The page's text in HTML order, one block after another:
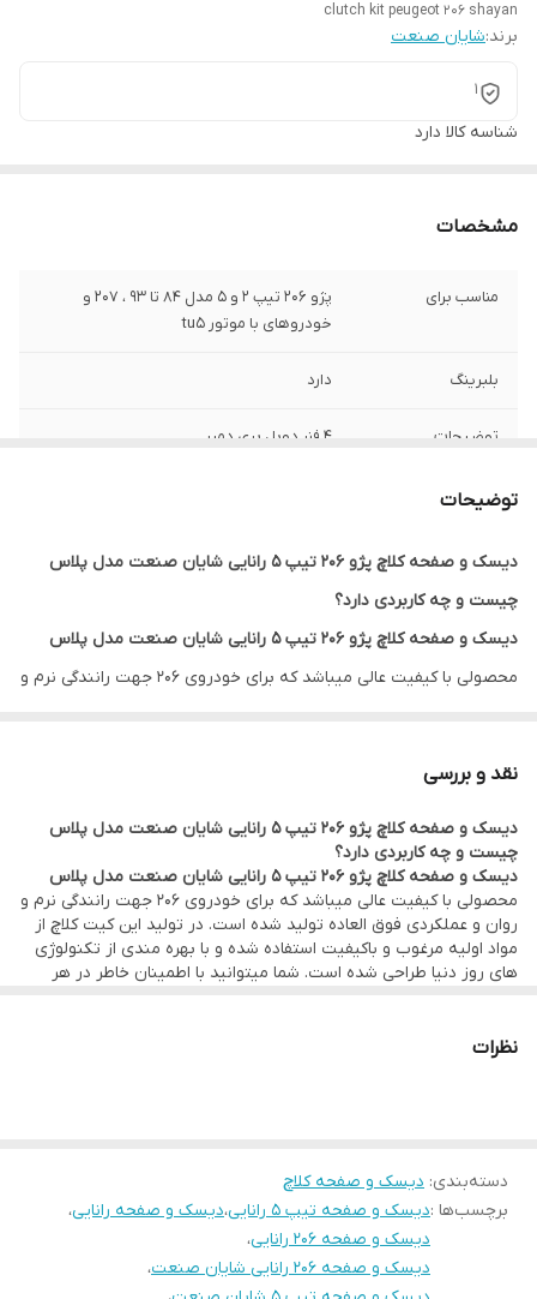
clutch kit peugeot 206 shayan
برند:شایان صنعت
1
شناسه کالا دارد
مشخصات
مناسب برای
پژو 206 تیپ 2 و 5 مدل 84 تا 93 ، 207 و
خودروهای با موتور tu5
بلبرینگ دارد
توضیحات 4 فنر دوبل پری دمپر
کشور سازنده
توضیحات
دیسک و صفحه کلاچ پژو 206 تیپ 5 رانایی شایان صنعت مدل پلاس
چیست و چه کاربردی دارد؟
دیسک و صفحه کلاچ پژو 206 تیپ 5 رانایی شایان صنعت مدل پلاس
محصولی با کیفیت عالی میباشد که برای خودروی 206 جهت رانندگی نرم و
های روز دنیا طراحی شده است. شما میتوانید با اطمینان خاطر در هر
شرایطی به آن اعتماد کنید. این مجموعه شامل دیسک ، صفحه و
بلبرینگ است که وظیفه انتقال قدرت و نیرو از موتور خودرو به چرخ ها
را بر عهده دارد. توجه داشته باشید که تعویض نکردن به هنگام این
مجموعه موجب سر و صدا ، لرزش های بیش از حد خودرو ، بالا آمدن غیر
طبیعی کلاچ و سفت شدن پدال کلاچ میشود.
نقد و بررسی
دیسک و صفحه کلاچ پژو 206 تیپ 5 رانایی شایان صنعت مدل پلاس
چیست و چه کاربردی دارد؟
دیسک و صفحه کلاچ پژو 206 تیپ 5 رانایی شایان صنعت مدل پلاس
محصولی با کیفیت عالی میباشد که برای خودروی 206 جهت رانندگی نرم و
روان و عملکردی فوق العاده تولید شده است. در تولید این کیت کلاچ از
مواد اولیه مرغوب و باکیفیت استفاده شده و با بهره مندی از تکنولوژی
های روز دنیا طراحی شده است. شما میتوانید با اطمینان خاطر در هر
را بر عهده دارد. توجه داشته باشید که تعویض نکردن به هنگام این
نظرات
دسته‌بندی: دیسک و صفحه کلاچ
برچسب‌ها :دیسک و صفحه تیپ 5 رانایی ،دیسک و صفحه رانایی،
دیسک و صفحه 206 رانایی
،
دیسک و صفحه 206 رانایی شایان صنعت
،